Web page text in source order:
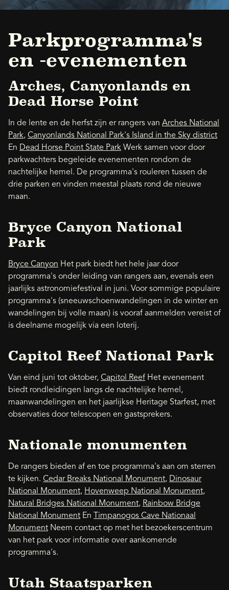
Parkprogramma's
en -evenementen
Arches, Canyonlands en
Dead Horse Point
In de lente en de herfst zijn er rangers van Arches National
Park, Canyonlands National Park's Island in the Sky district
En Dead Horse Point State Park Werk samen voor door
parkwachters begeleide evenementen rondom de
nachtelijke hemel. De programma's rouleren tussen de
drie parken en vinden meestal plaats rond de nieuwe
maan.
Bryce Canyon National
Park
Bryce Canyon Het park biedt het hele jaar door
programma's onder leiding van rangers aan, evenals een
jaarlijks astronomiefestival in juni. Voor sommige populaire
programma's (sneeuwschoenwandelingen in de winter en
wandelingen bij volle maan) is vooraf aanmelden vereist of
is deelname mogelijk via een loterij.
Capitol Reef National Park
Van eind juni tot oktober, Capitol Reef Het evenement
biedt rondleidingen langs de nachtelijke hemel,
maanwandelingen en het jaarlijkse Heritage Starfest, met
observaties door telescopen en gastsprekers.
Nationale monumenten
De rangers bieden af ​​en toe programma's aan om sterren
te kijken. Cedar Breaks National Monument, Dinosaur
National Monument, Hovenweep National Monument,
Natural Bridges National Monument, Rainbow Bridge
National Monument En
Timpanogos Cave Nationaal
Monument Neem contact op met het bezoekerscentrum
van het park voor informatie over aankomende
programma's.
Utah Staatsparken